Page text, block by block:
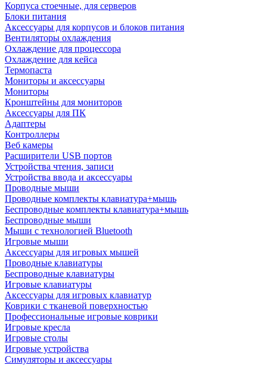
Корпуса стоечные, для серверов
Блоки питания
Аксессуары для корпусов и блоков питания
Вентиляторы охлаждения
Охлаждение для процессора
Охлаждение для кейса
Термопаста
Мониторы и аксессуары
Мониторы
Кронштейны для мониторов
Аксессуары для ПК
Адаптеры
Контроллеры
Веб камеры
Расширители USB портов
Устройства чтения, записи
Устройства ввода и аксессуары
Проводные мыши
Проводные комплекты клавиатура+мышь
Беспроводные комплекты клавиатура+мышь
Беспроводные мыши
Мыши с технологией Bluetooth
Игровые мыши
Аксессуары для игровых мышей
Проводные клавиатуры
Беспроводные клавиатуры
Игровые клавиатуры
Аксессуары для игровых клавиатур
Коврики с тканевой поверхностью
Профессиональные игровые коврики
Игровые кресла
Игровые столы
Игровые устройства
Симуляторы и аксессуары